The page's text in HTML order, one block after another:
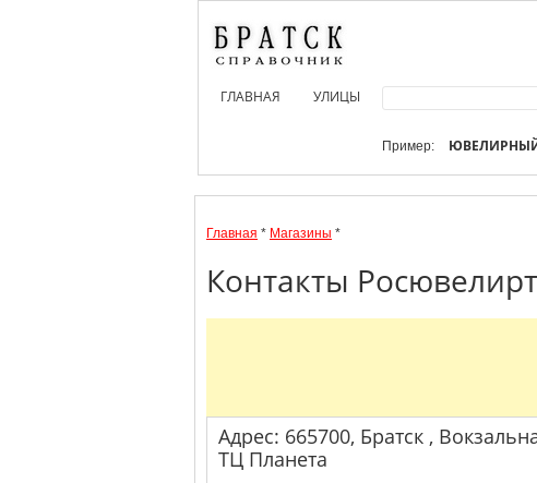
ГЛАВНАЯ УЛИЦЫ
Пример:
Главная * Магазины *
Контакты
Адрес: 665700, Братск ,
ТЦ Планета